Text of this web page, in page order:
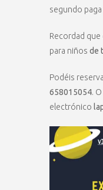
segundo
Recordad
para niños de
Podéis
658015054.
electrónico